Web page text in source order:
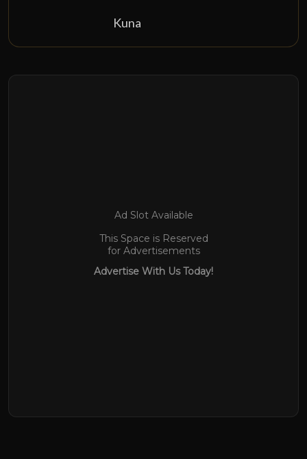
Kuna
Ad Slot Available
This Space is Reserved
for Advertisements
Advertise With Us Today!